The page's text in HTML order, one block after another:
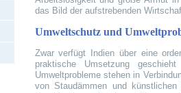
das Bild der aufstrebenden
Umweltschutz und
Zwar verfügt Indien über eine
praktische Umsetzung
Umweltprobleme stehen in
von Staudämmen und